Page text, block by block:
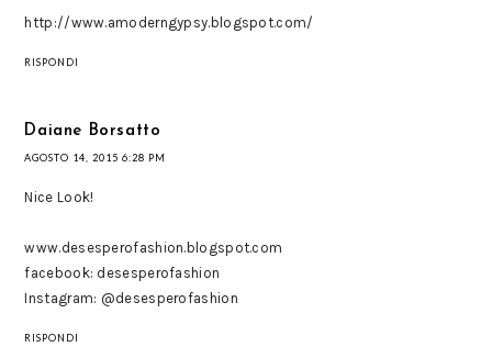
http://www.amoderngypsy.blogspot.com/
RISPONDI
Daiane Borsatto
AGOSTO 14, 2015 6:28 PM
Nice Look!
www.desesperofashion.blogspot.com
facebook: desesperofashion
Instagram: @desesperofashion
RISPONDI